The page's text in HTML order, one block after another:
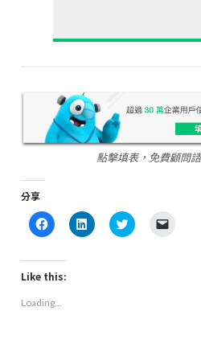
點擊填表，免費顧問
分享
Click
to
Facebook
(Opens
in
window)
Click
to
Click
to
Like this:
Loading...